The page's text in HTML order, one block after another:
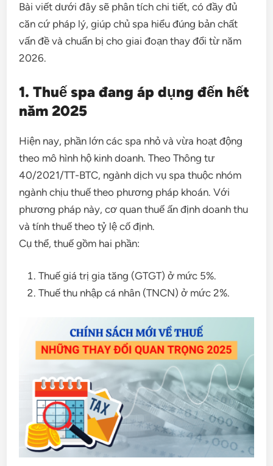
Bài viết dưới đây sẽ phân tích chi tiết, có đầy đủ
căn cứ pháp lý, giúp chủ spa hiểu đúng bản chất
vấn đề và chuẩn bị cho giai đoạn thay đổi từ năm
2026.
1. Thuế spa đang áp dụng đến hết
năm 2025
Hiện nay, phần lớn các spa nhỏ và vừa hoạt động
theo mô hình hộ kinh doanh. Theo Thông tư
40/2021/TT-BTC, ngành dịch vụ spa thuộc nhóm
ngành chịu thuế theo phương pháp khoán. Với
phương pháp này, cơ quan thuế ấn định doanh thu
và tính thuế theo tỷ lệ cố định.
Cụ thể, thuế gồm hai phần:
Thuế giá trị gia tăng (GTGT) ở mức 5%.
Thuế thu nhập cá nhân (TNCN) ở mức 2%.